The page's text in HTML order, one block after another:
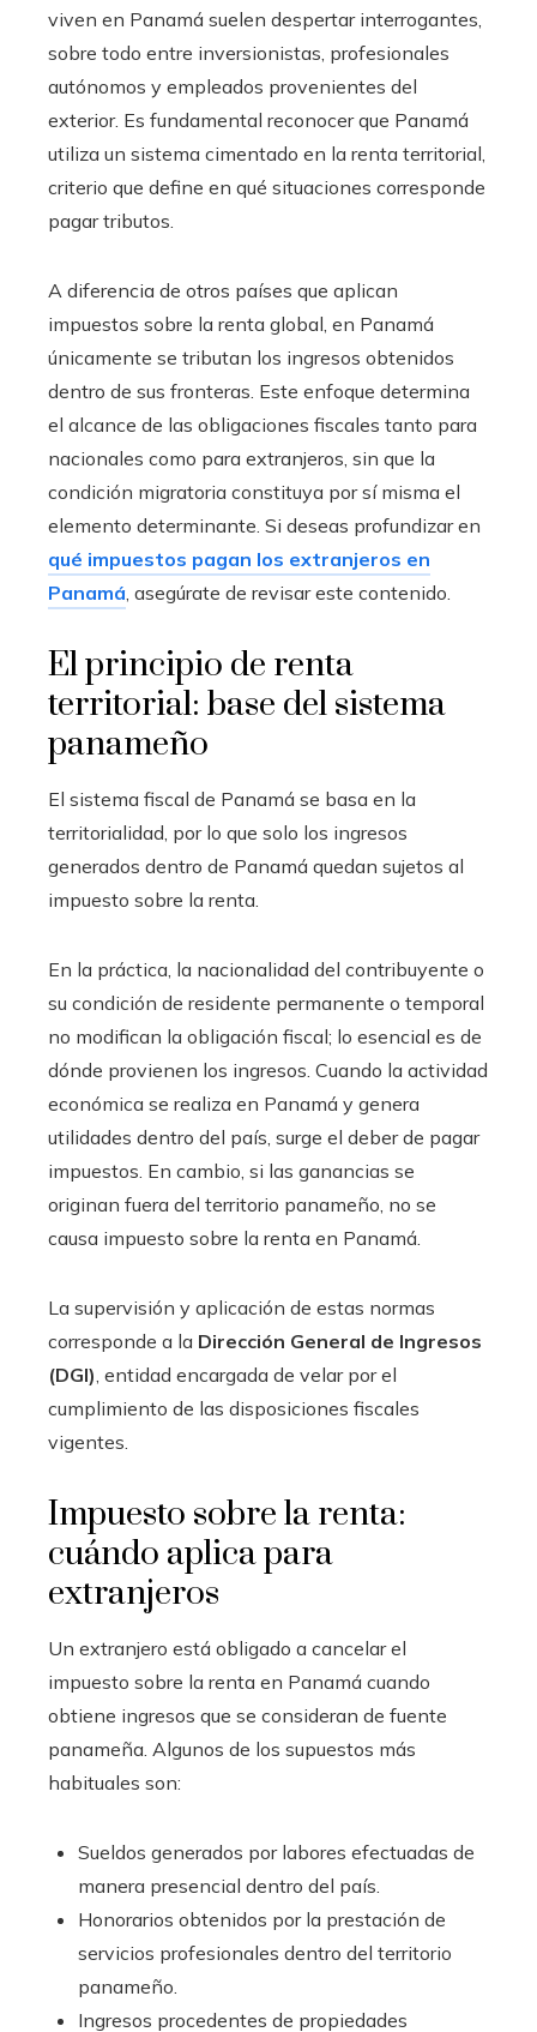
viven en Panamá suelen despertar interrogantes,
sobre todo entre inversionistas, profesionales
autónomos y empleados provenientes del
exterior. Es fundamental reconocer que Panamá
utiliza un sistema cimentado en la renta territorial,
criterio que define en qué situaciones corresponde
pagar tributos.
A diferencia de otros países que aplican
impuestos sobre la renta global, en Panamá
únicamente se tributan los ingresos obtenidos
dentro de sus fronteras. Este enfoque determina
el alcance de las obligaciones fiscales tanto para
nacionales como para extranjeros, sin que la
condición migratoria constituya por sí misma el
elemento determinante. Si deseas profundizar en
qué impuestos pagan los extranjeros en
Panamá , asegúrate de revisar este contenido.
El principio de renta
territorial: base del sistema
panameño
El sistema fiscal de Panamá se basa en la
territorialidad, por lo que solo los ingresos
generados dentro de Panamá quedan sujetos al
impuesto sobre la renta.
En la práctica, la nacionalidad del contribuyente o
su condición de residente permanente o temporal
no modifican la obligación fiscal; lo esencial es de
dónde provienen los ingresos. Cuando la actividad
económica se realiza en Panamá y genera
utilidades dentro del país, surge el deber de pagar
impuestos. En cambio, si las ganancias se
originan fuera del territorio panameño, no se
causa impuesto sobre la renta en Panamá.
La supervisión y aplicación de estas normas
corresponde a la Dirección General de Ingresos
(DGI) , entidad encargada de velar por el
cumplimiento de las disposiciones fiscales
vigentes.
Impuesto sobre la renta:
cuándo aplica para
extranjeros
Un extranjero está obligado a cancelar el
impuesto sobre la renta en Panamá cuando
obtiene ingresos que se consideran de fuente
panameña. Algunos de los supuestos más
habituales son:
Sueldos generados por labores efectuadas de
manera presencial dentro del país.
Honorarios obtenidos por la prestación de
servicios profesionales dentro del territorio
panameño.
Ingresos procedentes de propiedades